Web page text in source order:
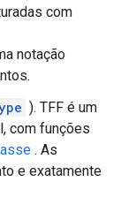
com
notação
). TFF é um
com funções
. As
e exatamente